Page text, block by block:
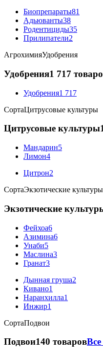
Биопрепараты81
Адьюванты38
Родентициды35
Прилипатели2
АгрохимияУдобрения
Удобрения1 717
Удобрения1 717
СортаЦитрусовые культуры
Цитрусовые культуры
Мандарин5
Лимон4
Цитрон2
СортаЭкзотические культуры
Экзотические
Фейхоа6
Азимина6
Унаби5
Маслина3
Гранат3
Дынная груша2
Кивано1
Наранхилла1
Инжир1
СортаПодвои
Подвои140 товаров